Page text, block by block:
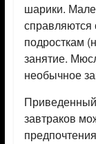
шарики.
подросткам
занятие.
необычное
завтраков